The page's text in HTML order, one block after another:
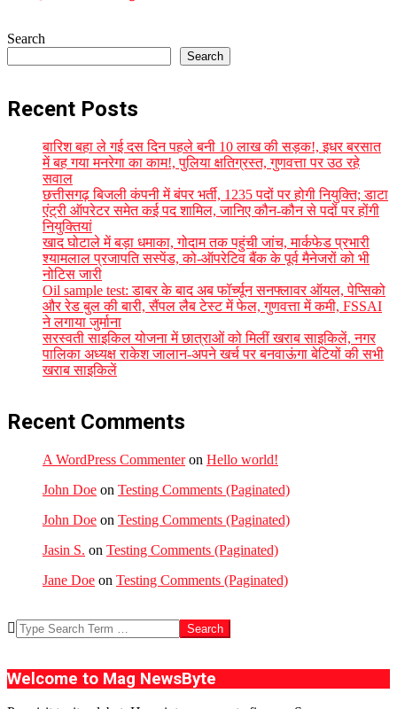
Search
Search
Recent Posts
बारिश बहा ले गई दस दिन पहले बनी 10 लाख की सड़क!, इधर बरसात
में बह गया मनरेगा का काम!, पुलिया क्षतिग्रस्त, गुणवत्ता पर उठ रहे
सवाल
छत्तीसगढ़ बिजली कंपनी में बंपर भर्ती, 1235 पदों पर होगी नियुक्ति; डाटा
एंट्री ऑपरेटर समेत कई पद शामिल, जानिए कौन-कौन से पदों पर होंगी
नियुक्तियां
खाद घोटाले में बड़ा धमाका, गोदाम तक पहुंची जांच, मार्कफेड प्रभारी
श्यामलाल प्रजापति सस्पेंड, को-ऑपरेटिव बैंक के पूर्व मैनेजरों को भी
नोटिस जारी
Oil sample test: डाबर के बाद अब फॉर्च्यून सनफ्लावर ऑयल, पेप्सिको
और रेड बुल की बारी, सैंपल लैब टेस्ट में फेल, गुणवत्ता में कमी, FSSAI
ने लगाया जुर्माना
सरस्वती साइकिल योजना में छात्राओं को मिलीं खराब साइकिलें, नगर
पालिका अध्यक्ष राकेश जालान-अपने खर्च पर बनवाऊंगा बेटियों की सभी
खराब साइकिलें
Recent Comments
A WordPress Commenteron Hello world!
John Doe on Testing Comments (Paginated)
John Doe on Testing Comments (Paginated)
Jasin S. on Testing Comments (Paginated)
Jane Doe on Testing Comments (Paginated)
Search
Welcome to Mag NewsByte